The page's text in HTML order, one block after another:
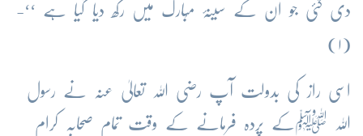
دی گئی جو اُن کے سینۂ مُبارک میں رکھ دیا گیا ہے ‘‘-
(۱)
اسی راز کی بدولت آپ رضی اللہ تعالیٰ عنہ نے رسول
اللہ ﷺکے پردہ فرمانے کے وقت تمام صحابہ کرام